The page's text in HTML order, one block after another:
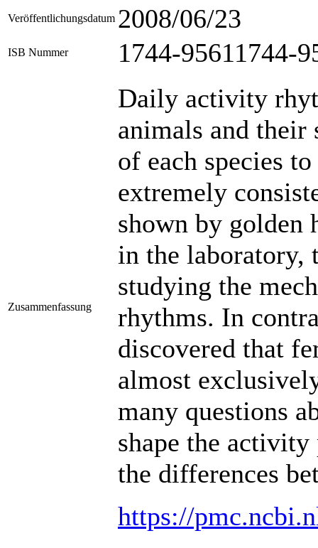
Veröffentlichungsdatum 2008/06/23
ISB Nummer 1744-95611744-
Zusammenfassung
Daily activity
animals and their
of each species
extremely
shown by golden
in the laboratory,
studying the
rhythms. In
discovered that
almost
many questions
shape the activity
the differences
https://